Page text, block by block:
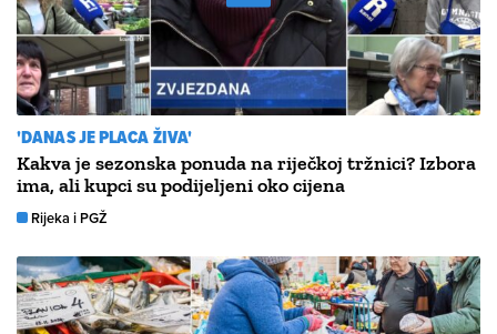
'DANAS JE PLACA ŽIVA'
Kakva je sezonska ponuda na riječkoj tržnici? Izbora
ima, ali kupci su podijeljeni oko cijena
Rijeka i PGŽ